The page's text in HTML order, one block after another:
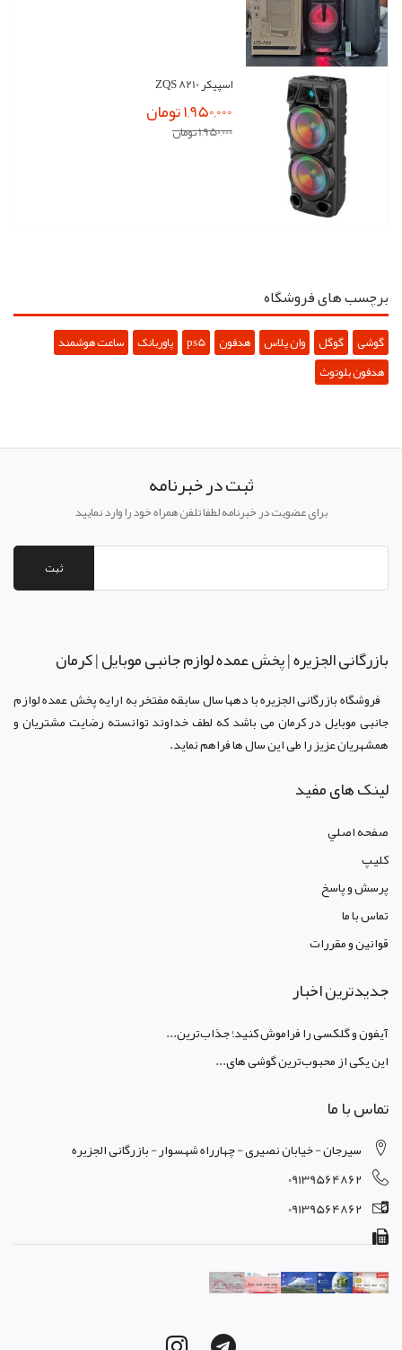
اسپیکر ZQS 8210
1,950,000 تومان
1,950,000 تومان
برچسب های فروشگاه
گوشی گوگل وان پلاس هدفون ps5 پاوربانک ساعت هوشمند
هدفون بلوتوث
ثبت در خبرنامه
برای عضویت در خبرنامه لطفا تلفن همراه خود را وارد نمایید
ثبت
بازرگانی الجزيره | پخش عمده لوازم جانبی موبایل | کرمان
فروشگاه بازرگانی الجزيره با دهها سال سابقه مفتخر به ارايه پخش عمده لوازم
جانبی موبایل در کرمان می باشد که لطف خداوند توانسته رضايت مشتريان و
همشهريان عزيز را طی اين سال ها فراهم نمايد.
لینک های مفید
صفحه اصلي
کليپ
پرسش و پاسخ
تماس با ما
قوانين و مقررات
جدیدترین اخبار
آیفون و گلکسی را فراموش کنید؛ جذاب‌ترین...
این یکی از محبوب‌ترین گوشی های...
تماس با ما
سیرجان - خیابان نصیری - چهارراه شهسوار - بازرگانی الجزیره
09139564862
09139564862